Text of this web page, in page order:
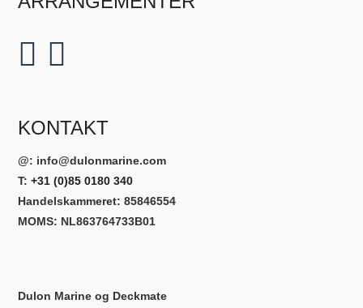
KONTAKT
@: info@dulonmarine.com
T: +31 (0)85 0180 340
Handelskammeret: 85846554
MOMS: NL863764733B01
Dulon Marine og Deckmate